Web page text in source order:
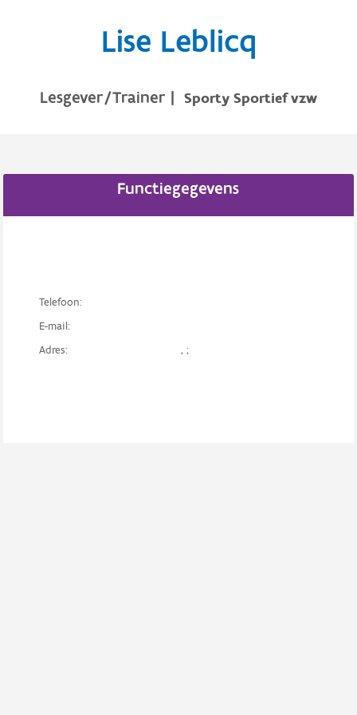
Lise Leblicq
Lesgever/Trainer | Sporty Sportief vzw
Functiegegevens
Telefoon:
E-mail:
Adres:
, ;